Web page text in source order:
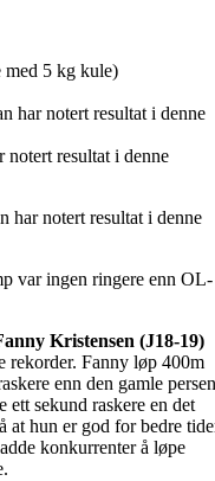
med 5 kg kule)
har notert resultat i denne
notert resultat i denne
har notert resultat i denne
var ingen ringere enn OL-
Kristensen (J18-19)
rekorder. Fanny løp 400m
enn den gamle
sekund raskere en det
at hun er god for bedre
konkurrenter å løpe